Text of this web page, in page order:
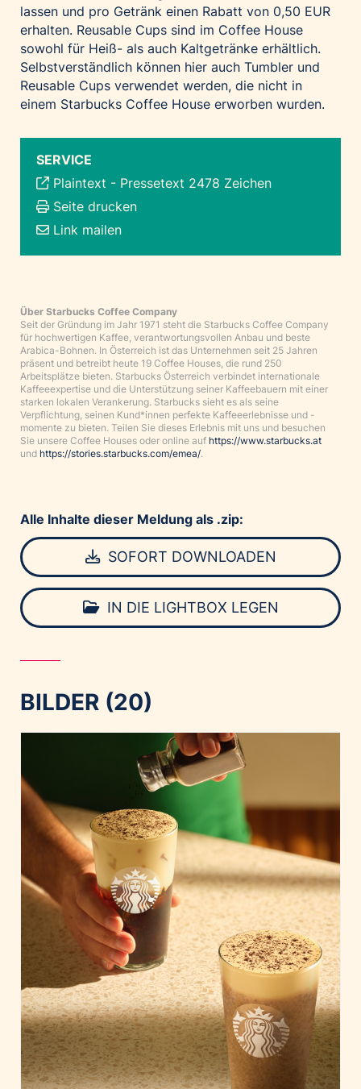
lassen und pro Getränk einen Rabatt von 0,50 EUR
erhalten. Reusable Cups sind im Coffee House
sowohl für Heiß- als auch Kaltgetränke erhältlich.
Selbstverständlich können hier auch Tumbler und
Reusable Cups verwendet werden, die nicht in
einem Starbucks Coffee House erworben wurden.
SERVICE
Plaintext - Pressetext 2478 Zeichen
Seite drucken
Link mailen
Über Starbucks Coffee Company
Seit der Gründung im Jahr 1971 steht die Starbucks Coffee Company
für hochwertigen Kaffee, verantwortungsvollen Anbau und beste
Arabica-Bohnen. In Österreich ist das Unternehmen seit 25 Jahren
präsent und betreibt heute 19 Coffee Houses, die rund 250
Arbeitsplätze bieten. Starbucks Österreich verbindet internationale
Kaffeeexpertise und die Unterstützung seiner Kaffeebauern mit einer
starken lokalen Verankerung. Starbucks sieht es als seine
Verpflichtung, seinen Kund*innen perfekte Kaffeeerlebnisse und -
momente zu bieten. Teilen Sie dieses Erlebnis mit uns und besuchen
Sie unsere Coffee Houses oder online auf https://www.starbucks.at
und https://stories.starbucks.com/emea/.
Alle Inhalte dieser Meldung als .zip:
SOFORT DOWNLOADEN
IN DIE LIGHTBOX LEGEN
BILDER (20)